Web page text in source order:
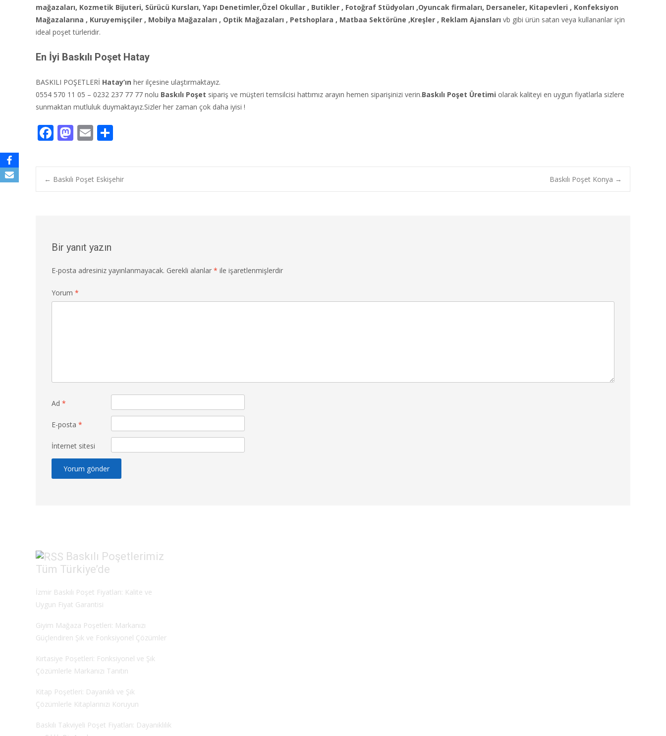
mağazaları, Kozmetik Bijuteri, Sürücü Kursları, Yapı Denetimler,Özel Okullar , Butikler , Fotoğraf Stüdyoları ,Oyuncak firmaları, Dersaneler, Kitapevleri , Konfeksiyon
Mağazalarına , Kuruyemişçiler , Mobilya Mağazaları , Optik Mağazaları , Petshoplara , Matbaa Sektörüne ,Kreşler , Reklam Ajansları vb gibi ürün satan veya kullananlar için
ideal poşet türleridir.
En İyi Baskılı Poşet Hatay
BASKILI POŞETLERİ Hatay’ın her ilçesine ulaştırmaktayız.
0554 570 11 05 – 0232 237 77 77 nolu Baskılı Poşet sipariş ve müşteri temsilcisi hattımız arayın hemen siparişinizi verin.Baskılı Poşet Üretimi olarak kaliteyi en uygun fiyatlarla sizlere
sunmaktan mutluluk duymaktayız.Sizler her zaman çok daha iyisi !
F
e
b
o
M
to
d
o
E
ai
l
ar
e
Post
← Baskılı Poşet Eskişehir Baskılı Poşet Konya →
Bir yanıt yazın
E-posta adresiniz yayınlanmayacak. Gerekli alanlar * ile işaretlenmişlerdir
Yorum *
Ad *
E-posta *
İnternet sitesi
Baskılı Poşetlerimiz
Tüm Türkiye’de
İzmir Baskılı Poşet Fiyatları: Kalite ve
Uygun Fiyat Garantisi
Giyim Mağaza Poşetleri: Markanızı
Güçlendiren Şık ve Fonksiyonel Çözümler
Kırtasiye Poşetleri: Fonksiyonel ve Şık
Çözümlerle Markanızı Tanıtın
Kitap Poşetleri: Dayanıklı ve Şık
Çözümlerle Kitaplarınızı Koruyun
Baskılı Takviyeli Poşet Fiyatları: Dayanıklılık